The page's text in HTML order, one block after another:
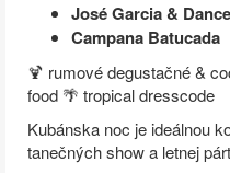
José Garcia &
Campana Batucada
🍹 rumové degustačné &
food 🌴 tropical dresscode
Kubánska noc je ideálnou
tanečných show a letnej